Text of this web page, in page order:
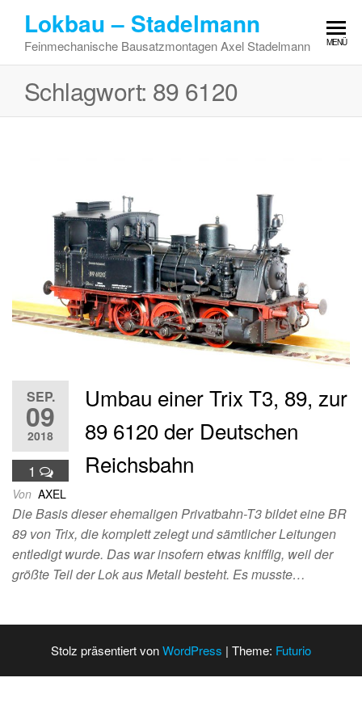
springen
Lokbau – Stadelmann
Feinmechanische Bausatzmontagen Axel Stadelmann MENÜ
Schlagwort: 89 6120
SEP.
09
2018
1
Umbau einer Trix T3, 89, zur
89 6120 der Deutschen
Reichsbahn
Von AXEL
Die Basis dieser ehemaligen Privatbahn-T3 bildet eine BR
89 von Trix, die komplett zelegt und sämtlicher Leitungen
entledigt wurde. Das war insofern etwas knifflig, weil der
größte Teil der Lok aus Metall besteht. Es musste…
Stolz präsentiert vonWordPress | Theme: Futurio